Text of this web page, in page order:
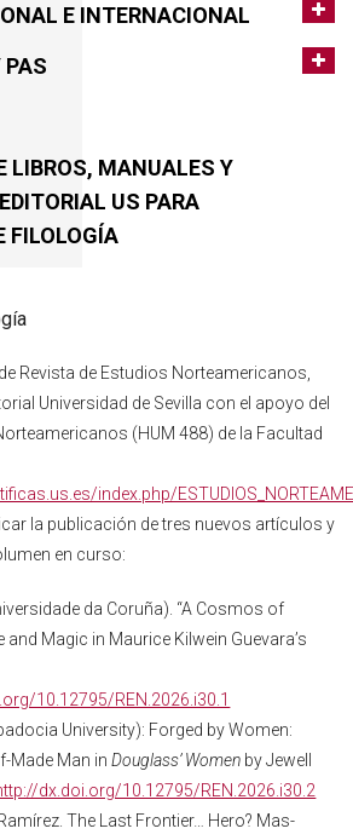
E INTERNACIONAL
PAS
LIBROS, MANUALES Y
US PARA
FILOLOGÍA
Revista de Estudios Norteamericanos,
Universidad de Sevilla con el apoyo del
(HUM 488) de la Facultad
index.php/
la publicación de tres nuevos artículos y
en curso:
da Coruña). “A Cosmos of
and Magic in Maurice Kilwein Guevara’s
10.12795/REN.2026.i30.1
University): Forged by Women:
Made Man inDouglass’ Women by Jewell
dx.doi.org/10.12795/REN.2026.i30.2
The Last Frontier… Hero? Mas-